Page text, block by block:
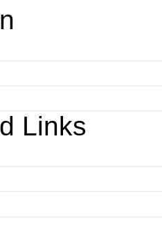
Links